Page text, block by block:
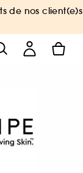
de nos client(e)s